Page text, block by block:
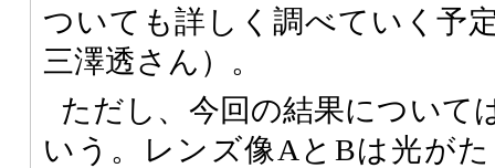
ついても詳しく調べていく予
三澤透さん）。
ただし、今回の結果について
いう。レンズ像AとBは光が